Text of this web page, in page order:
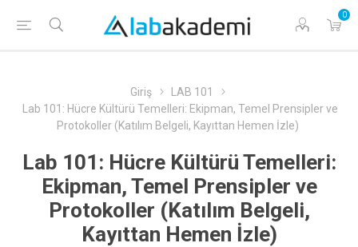
0
Giriş
LAB 101
Lab 101: Hücre Kültürü Temelleri: Ekipman, Temel Prensipler ve
Protokoller (Katılım Belgeli, Kayıttan Hemen İzle)
Lab 101: Hücre Kültürü Temelleri:
Ekipman, Temel Prensipler ve
Protokoller (Katılım Belgeli,
Kayıttan Hemen İzle)